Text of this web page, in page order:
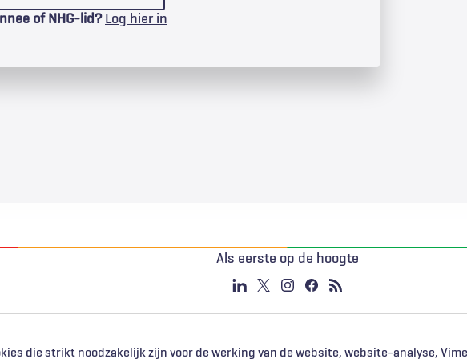
die strikt noodzakelijk zijn voor de werking van de website, website-analyse,
of NHG-lid? Log hier in
Als eerste op de hoogte